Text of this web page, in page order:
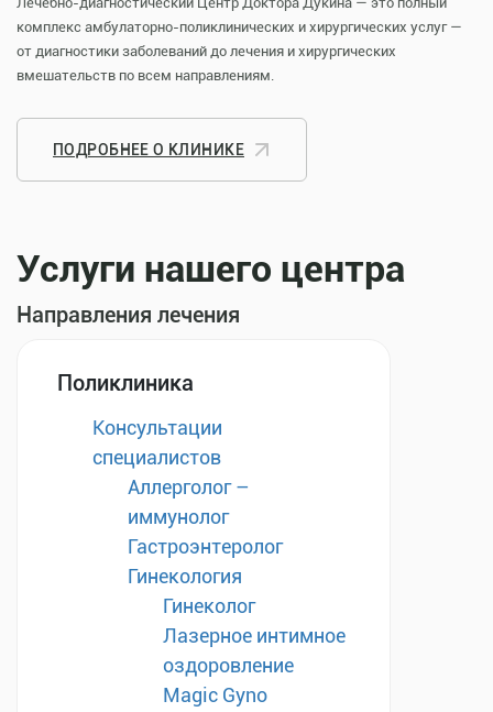
комплекс амбулаторно-поликлинических и хирургических услуг —
от диагностики заболеваний до лечения и хирургических
вмешательств по всем направлениям.
ПОДРОБНЕЕ О КЛИНИКЕ
Услуги нашего центра
Направления лечения
Поликлиника
Консультации
специалистов
Аллерголог –
иммунолог
Гастроэнтеролог
Гинекология
Гинеколог
Лазерное интимное
оздоровление
Magic Gyno